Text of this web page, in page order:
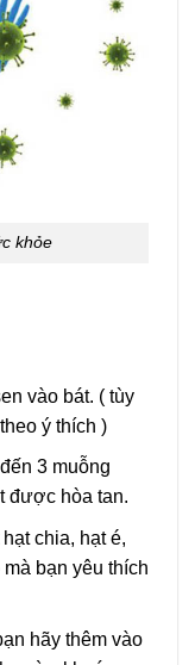
khỏe
vào bát. ( tùy
ý thích )
3 muỗng
được hòa tan.
chia, hạt é,
bạn yêu thích
hãy thêm vào